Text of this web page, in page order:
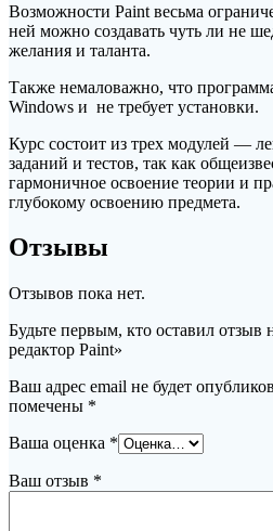
Возможности Paint весьма
ней можно создавать чуть ли не
желания и таланта.
Также немаловажно, что
Windows и не требует установки.
Курс состоит из трех модулей —
заданий и тестов, так как
гармоничное освоение теории и
глубокому освоению предмета.
Отзывы
Отзывов пока нет.
Будьте первым, кто оставил
редактор Paint»
Ваш адрес email не будет
помечены *
Ваша оценка *
Ваш отзыв *